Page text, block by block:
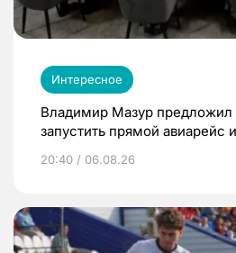
Интересное
Владимир Мазур предложил
запустить прямой авиарейс
20:40 / 06.08.26